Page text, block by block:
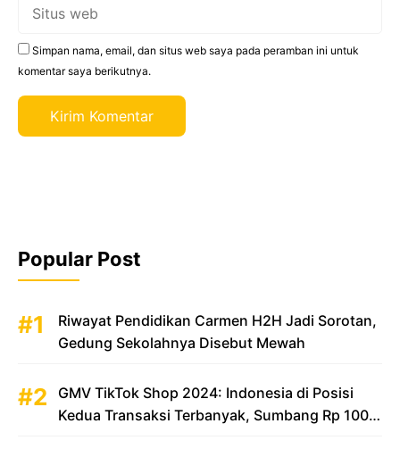
Simpan nama, email, dan situs web saya pada peramban ini untuk
komentar saya berikutnya.
Popular Post
Riwayat Pendidikan Carmen H2H Jadi Sorotan,
Gedung Sekolahnya Disebut Mewah
GMV TikTok Shop 2024: Indonesia di Posisi
Kedua Transaksi Terbanyak, Sumbang Rp 100